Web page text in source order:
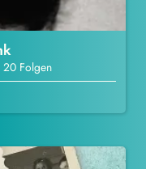
Folgen